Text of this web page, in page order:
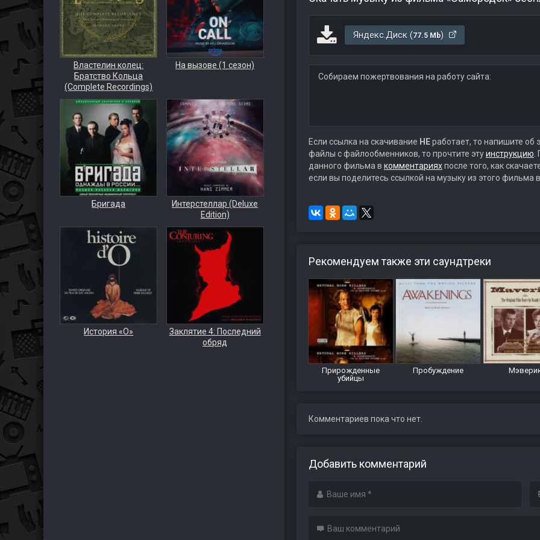
Властелин колец:
Братство Кольца
(Complete Recordings)
На вызове (1 сезон)
Бригада
Интерстеллар (Deluxe
Edition)
История «О»
Заклятие 4: Последний
обряд
Яндекс.Диск (77.5 Mb)
Собираем пожертвования на работу сайта:
Если ссылка на скачивание НЕработает, то напишите об
файлы с файлообменников, то прочтите этуинструкцию
данного фильма в комментарияхпосле того, как
если вы поделитесь ссылкой на музыку из этого фильма
Рекомендуем также эти саундтреки
Прирожденные
убийцы
Пробуждение
Комментариев пока что нет.
Добавить комментарий